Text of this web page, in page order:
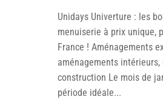
Unidays Univerture : les
menuiserie à prix unique,
France ! Aménagements
aménagements intérieurs,
construction Le mois de
période idéale...